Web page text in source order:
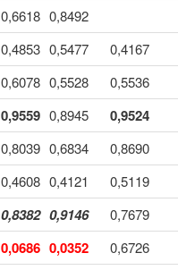
0,6618 0,8492
0,4853 0,5477 0,4167
0,6078 0,5528 0,5536
0,9559 0,8945 0,9524
0,8039 0,6834 0,8690
0,4608 0,4121 0,5119
0,8382 0,9146 0,7679
0,0686 0,0352 0,6726